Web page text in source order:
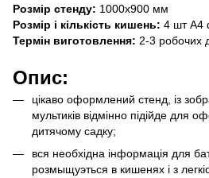
Розмір стенду: 1000х900 мм
Розмір і кількість кишень: 4 шт А4
Термін виготовлення: 2-3 робочих
Опис:
цікаво оформлений стенд, із
мультиків відмінно підійде для
дитячому садку;
вся необхідна інформація для
розмыщуэться в кишенях і з